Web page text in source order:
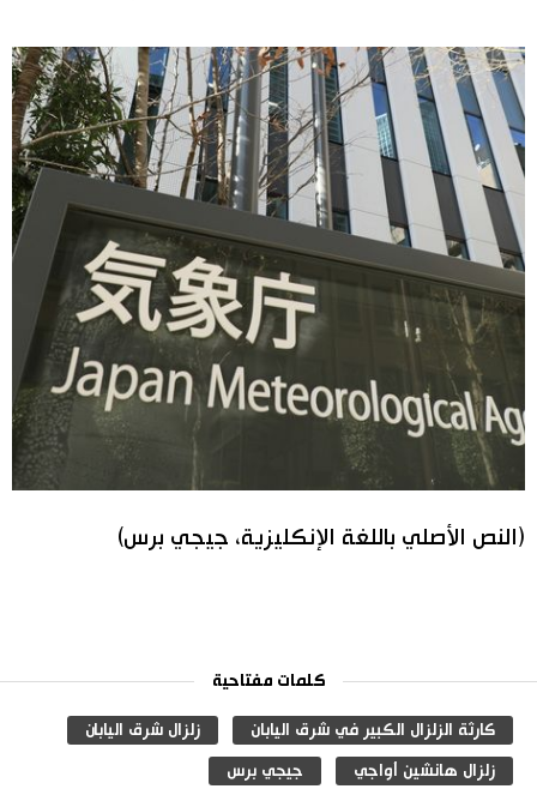
إعلان
(النص الأصلي باللغة الإنكليزية، جيجي برس)
كلمات مفتاحية
كارثة الزلزال الكبير في شرق اليابان زلزال شرق اليابان
زلزال هانشين أواجي جيجي برس